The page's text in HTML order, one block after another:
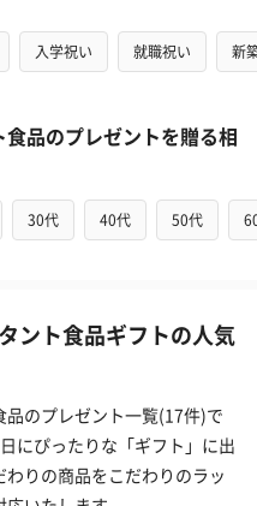
入学祝い 就職祝い 新
品のプレゼントを贈る相
30代 40代 50代
ント食品ギフトの人気
のプレゼント一覧(17件)で
にぴったりな「ギフト」に出
りの商品をこだわりのラッ